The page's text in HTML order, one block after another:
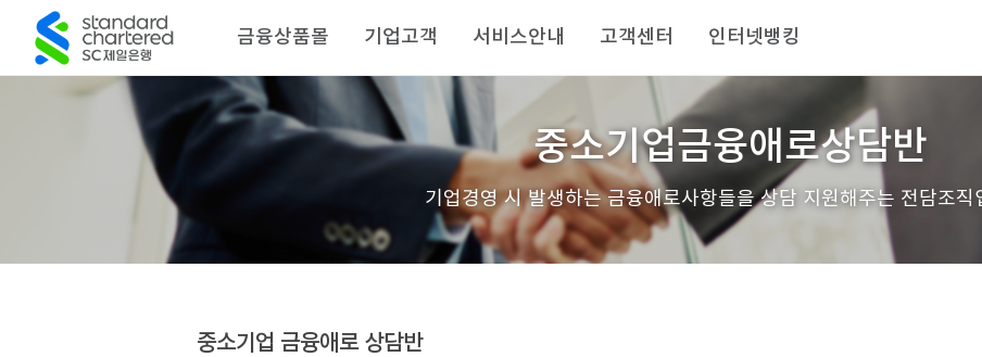
금융상품몰 기업고객 서비스안내 고객센터 인터넷뱅킹
중소기업금융애로상담반
기업경영 시 발생하는 금융애로사항들을 상담 지원해주는 전담조직
중소기업 금융애로 상담반